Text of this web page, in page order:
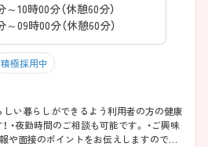
10時00分（休憩60分）
09時00分（休憩60分）
積極採用中
しい暮らしができるよう利用者の方の健康
・夜勤時間のご相談も可能です。 ・ご興味
や面接のポイントをお伝えしますのでお